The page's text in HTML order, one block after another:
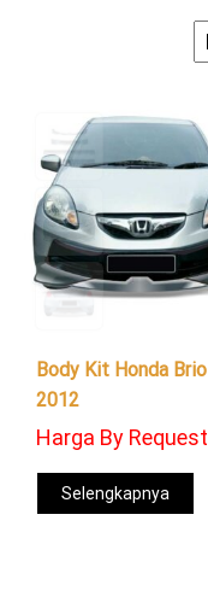
Body Kit Honda Brio
2012
Harga By Request
Selengkapnya